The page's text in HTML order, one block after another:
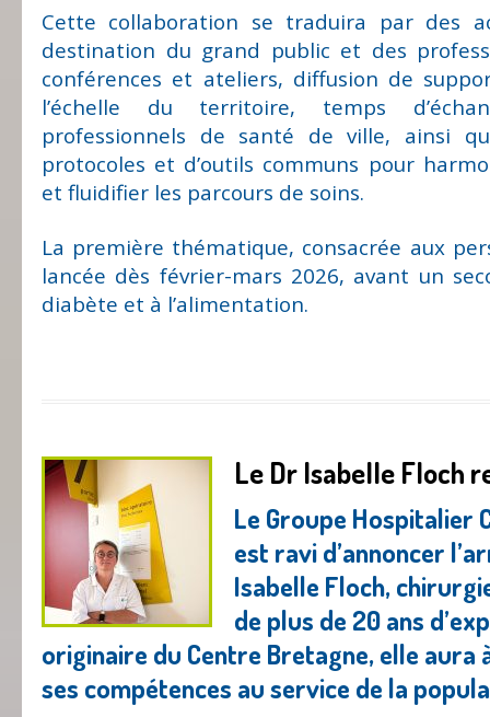
Cette collaboration se traduira par des
destination du grand public et des
conférences et ateliers, diffusion de
l’échelle du territoire, temps
professionnels de santé de ville, ainsi
protocoles et d’outils communs pour
et fluidifier les parcours de soins.
La première thématique, consacrée aux
lancée dès février-mars 2026, avant un
diabète et à l’alimentation.
Le Dr Isabelle Floch
Le Groupe Hospitalier
est ravi d’annoncer
Isabelle Floch,
de plus de 20 ans
originaire du Centre Bretagne, elle
ses compétences au service de la